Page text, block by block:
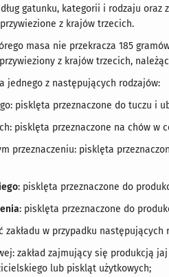
gatunku, kategorii i rodzaju
z krajów trzecich.
masa nie przekracza 185
z krajów trzecich,
jednego z następujących rodzajów:
pisklęta przeznaczone do tuczu i
pisklęta przeznaczone na chów w
przeznaczeniu: pisklęta
: pisklęta przeznaczone do
: pisklęta przeznaczone do
zakładu w przypadku następujących
zakład zajmujący się produkcją
lub piskląt użytkowych;